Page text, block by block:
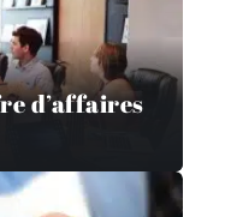
d’affaires